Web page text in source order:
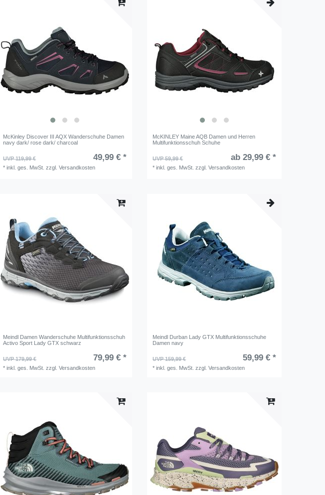
McKinley Discover III AQX Wanderschuhe Damen
navy dark/ rose dark/ charcoal
UVP 119,99 € 49,99 € *
*inkl. ges. MwSt. zzgl.Versandkosten
McKINLEY Maine AQB Damen und Herren
Multifunktionsschuh Schuhe
UVP 59,99 € ab 29,99 € *
*inkl. ges. MwSt. zzgl.Versandkosten
Meindl Damen Wanderschuhe Multifunktionsschuh
Activo Sport Lady GTX schwarz
UVP 179,99 € 79,99 € *
*inkl. ges. MwSt. zzgl.Versandkosten
Meindl Durban Lady GTX Multifunktionsschuhe
Damen navy
UVP 159,99 € 59,99 € *
*inkl. ges. MwSt. zzgl.Versandkosten